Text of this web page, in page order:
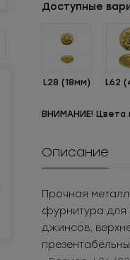
металлическая
неразъемная 5Т
95.62
за шт.
4 781
за уп.
Доступные
L28 (18мм) L62
ВНИМАНИЕ! Цвета
Описание
Прочная
фурнитура для
джинсов,